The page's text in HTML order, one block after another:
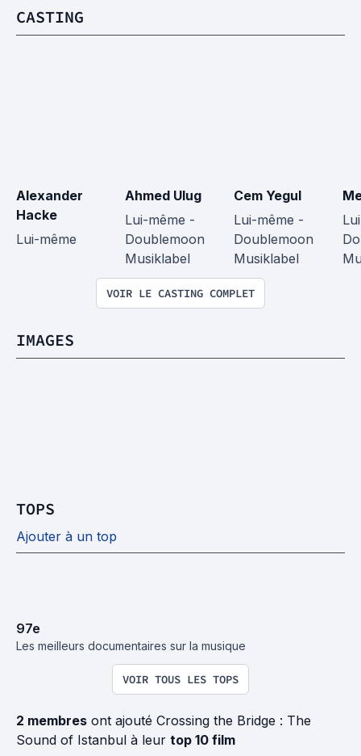
CASTING
Alexander
Hacke
Lui-même
Ahmed Ulug
Lui-même -
Doublemoon
Musiklabel
Cem Yegul
Lui-même -
Doublemoon
Musiklabel
VOIR LE CASTING COMPLET
IMAGES
TOPS
Ajouter à un top
97e
Les meilleurs documentaires sur la musique
VOIR TOUS LES TOPS
2 membres ont ajouté Crossing the Bridge : The
Sound of Istanbul à leur top 10 film